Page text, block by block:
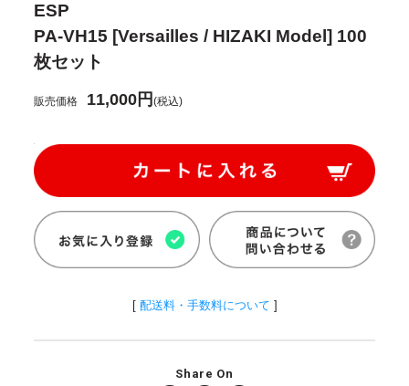
ESP
PA-VH15 [Versailles / HIZAKI Model] 100
枚セット
販売価格 11,000円(税込)
[ 配送料・手数料について ]
Share On